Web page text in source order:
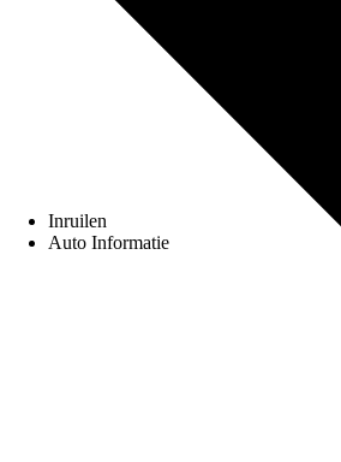
Inruilen
Auto Informatie